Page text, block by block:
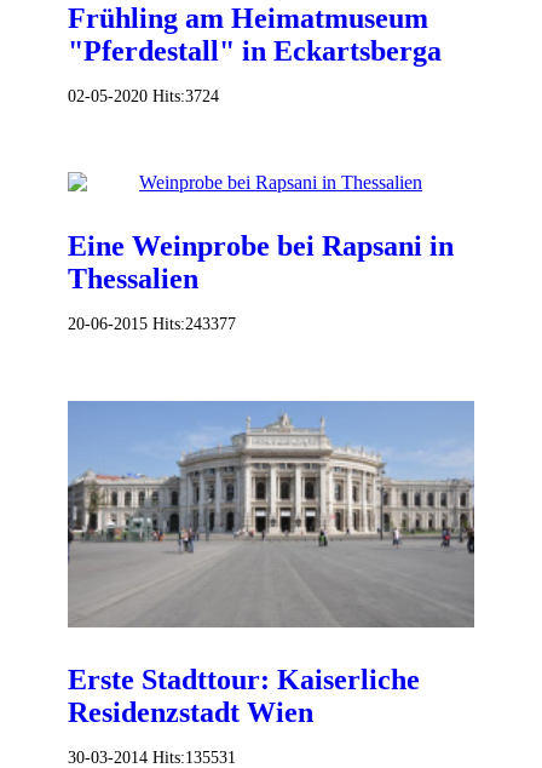
Frühling am Heimatmuseum
"Pferdestall" in Eckartsberga
02-05-2020 Hits:3724
Eine Weinprobe bei Rapsani in
Thessalien
20-06-2015 Hits:243377
Erste Stadttour: Kaiserliche
Residenzstadt Wien
30-03-2014 Hits:135531